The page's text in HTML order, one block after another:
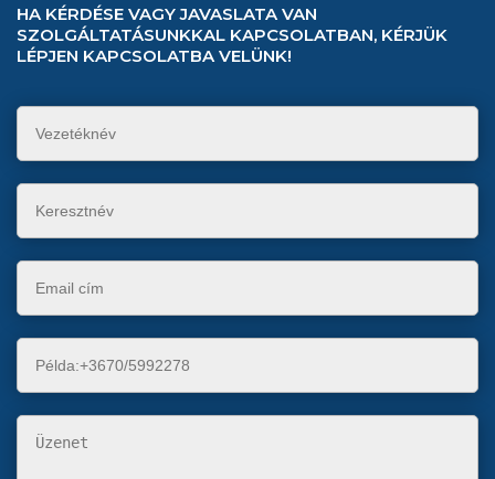
HA KÉRDÉSE VAGY JAVASLATA VAN
SZOLGÁLTATÁSUNKKAL KAPCSOLATBAN, KÉRJÜK
LÉPJEN KAPCSOLATBA VELÜNK!